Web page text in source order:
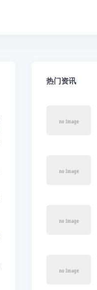
热门资讯